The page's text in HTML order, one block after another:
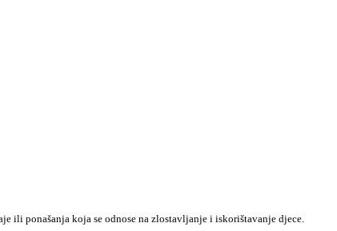
ili ponašanja koja se odnose na zlostavljanje i iskorištavanje djece.